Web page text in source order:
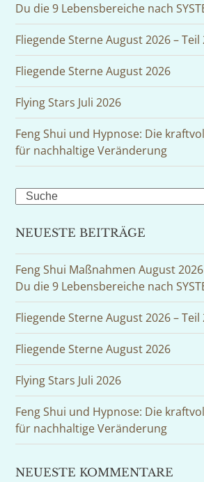
Du die 9 Lebensbereiche nach
Fliegende Sterne August 2026 – Teil
Fliegende Sterne August 2026
Flying Stars Juli 2026
Feng Shui und Hypnose: Die
für nachhaltige Veränderung
Search
NEUESTE BEITRÄGE
Feng Shui Maßnahmen August
Du die 9 Lebensbereiche nach
Fliegende Sterne August 2026 – Teil
Fliegende Sterne August 2026
Flying Stars Juli 2026
Feng Shui und Hypnose: Die
für nachhaltige Veränderung
NEUESTE KOMMENTARE